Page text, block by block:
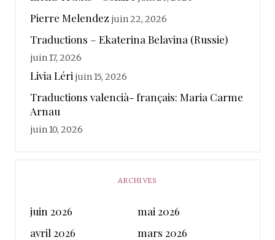
Pierre Melendez juin 22, 2026
Traductions – Ekaterina Belavina (Russie)
juin 17, 2026
Livia Léri juin 15, 2026
Traductions valencià- français: Maria Carme
Arnau
juin 10, 2026
ARCHIVES
juin 2026
mai 2026
avril 2026
mars 2026